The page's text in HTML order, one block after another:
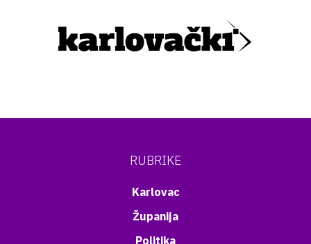
RUBRIKE
Karlovac
Županija
Politika